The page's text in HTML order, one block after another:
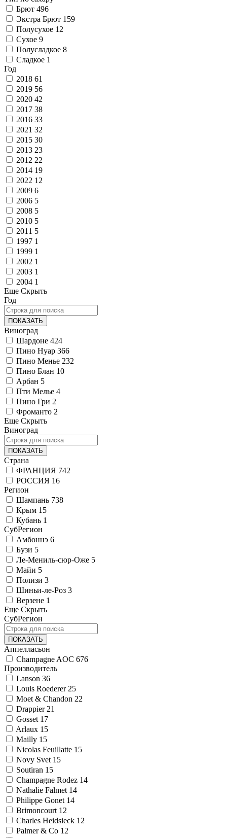
Брют 496
Экстра Брют 159
Полусухое 12
Сухое 9
Полусладкое 8
Сладкое 1
Год
2018 61
2019 56
2020 42
2017 38
2016 33
2021 32
2015 30
2013 23
2012 22
2014 19
2022 12
2009 6
2006 5
2008 5
2010 5
2011 5
1997 1
1999 1
2002 1
2003 1
2004 1
Еще Скрыть
Год
ПОКАЗАТЬ
Виноград
Шардоне 424
Пино Нуар 366
Пино Менье 232
Пино Блан 10
Арбан 5
Пти Мелье 4
Пино Гри 2
Фроманто 2
Еще Скрыть
Виноград
ПОКАЗАТЬ
Страна
ФРАНЦИЯ 742
РОССИЯ 16
Регион
Шампань 738
Крым 15
Кубань 1
СубРегион
Амбоннэ 6
Бузи 5
Ле-Мениль-сюр-Оже 5
Майи 5
Полизи 3
Шиньи-ле-Роз 3
Верзене 1
Еще Скрыть
СубРегион
ПОКАЗАТЬ
Аппелласьон
Champagne AOC 676
Производитель
Lanson 36
Louis Roederer 25
Moet & Chandon 22
Drappier 21
Gosset 17
Arlaux 15
Mailly 15
Nicolas Feuillatte 15
Novy Svet 15
Soutiran 15
Champagne Rodez 14
Nathalie Falmet 14
Philippe Gonet 14
Brimoncourt 12
Charles Heidsieck 12
Palmer & Co 12